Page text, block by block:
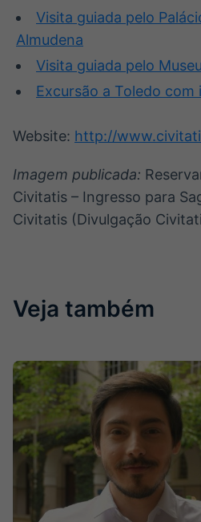
Visita guiada pelo
Almudena
Visita guiada pelo
Excursão a Toledo com
Website: http://
Imagem publicada:
Civitatis – Ingresso para
Civitatis (Divulgação
Veja também